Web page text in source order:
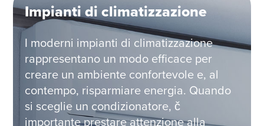
Impianti di climatizzazione
I moderni impianti di climatizzazione
rappresentano un modo efficace per
creare un ambiente confortevole e, al
contempo, risparmiare energia. Quando
si sceglie un condizionatore, č
importante prestare attenzione alla